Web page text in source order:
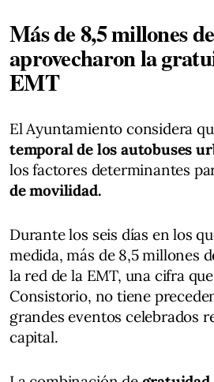
Más de 8,5 millones
aprovecharon la
EMT
El Ayuntamiento considera
temporal de los autobuses
los factores determinantes
de movilidad.
Durante los seis días en los
medida, más de 8,5 millones
la red de la EMT, una cifra
Consistorio, no tiene
grandes eventos celebrados
capital.